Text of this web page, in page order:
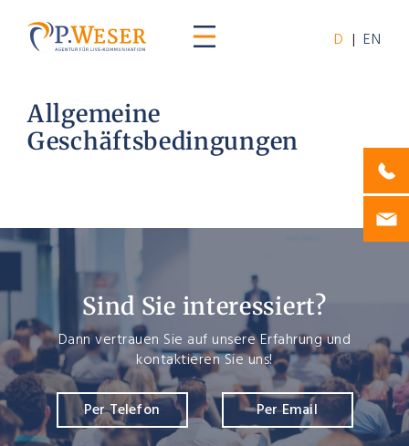
D | EN
Allgemeine
Geschäftsbedingungen
Sind Sie interessiert?
Dann vertrauen Sie auf unsere Erfahrung und
kontaktieren Sie uns!
Per Telefon Per Email